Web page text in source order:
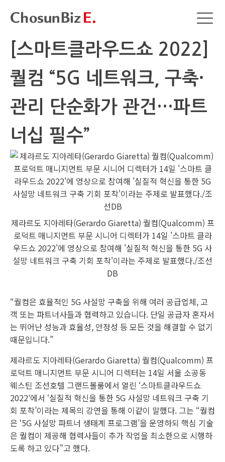
[스마트클라우드쇼 2022]
퀄컴 “5G 네트워크, 구축·
관리 단순화가 관건…파트
너십 필수”
제라르도 지아레타(Gerardo Giaretta) 퀄컴(Qualcomm) 프
로덕트 매니지먼트 부문 시니어 디렉터가 14일 '스마트 클라
우드쇼 2022'에 영상으로 참여해 '실질적 혁신을 통한 5G 사
설망 네트워크 구축 기회 포착'이라는 주제로 발표했다./조선
DB
“퀄컴은 효율적인 5G 사설망 구축을 위해 여러 공급업체, 고
객 또는 파트너사들과 협력하고 있습니다. 단일 공급자 혼자서
는 뛰어난 성능과 효율성, 안정성 등 모든 것을 해결할 수 없기
때문입니다.”
제라르도 지아레타(Gerardo Giaretta) 퀄컴(Qualcomm) 프
로덕트 매니지먼트 부문 시니어 디렉터는 14일 서울 소공동
웨스틴 조선호텔 그랜드볼룸에서 열린 ‘스마트클라우드쇼
2022′에서 ‘실질적 혁신을 통한 5G 사설망 네트워크 구축 기
회 포착’이라는 제목의 강연을 통해 이같이 말했다. 그는 “퀄컴
은 ‘5G 사설망 파트너 생태계 프로그램’을 운영하되 핵심 기술
은 퀄컴이 제공해 협력사들이 추가 작업을 최소한으로 시행하
도록 하고 있다”고 했다.